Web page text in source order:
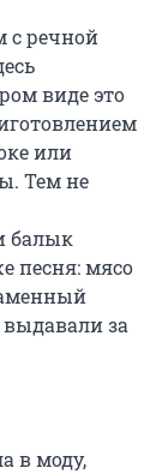
с речной
виде это
или
Тем не
балык
песня: мясо
выдавали за
в моду,